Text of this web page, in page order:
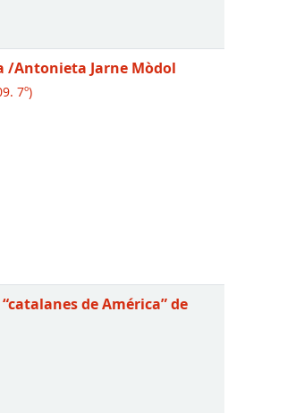
/Antonieta Jarne Mòdol
7º)
de América” de